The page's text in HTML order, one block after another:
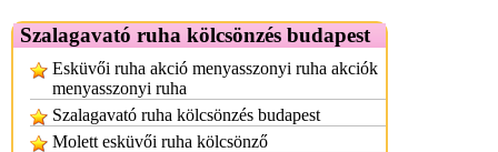
Szalagavató ruha kölcsönzés budapest
Esküvői ruha akció menyasszonyi ruha akciók
menyasszonyi ruha
Szalagavató ruha kölcsönzés budapest
Molett esküvői ruha kölcsönző